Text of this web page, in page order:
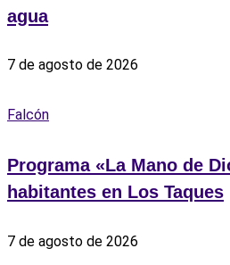
agua
7 de agosto de 2026
Falcón
Programa «La Mano de
habitantes en Los Taques
7 de agosto de 2026